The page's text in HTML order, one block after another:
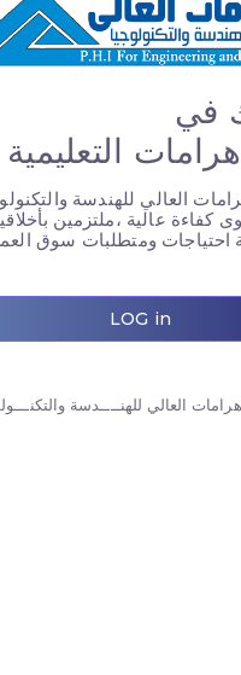
في
العالي للهندسة
كفاءة عالية ،​ملتزمين
احتياجات ومتطلبات سوق
LOG in
العالي للهنــــدسة